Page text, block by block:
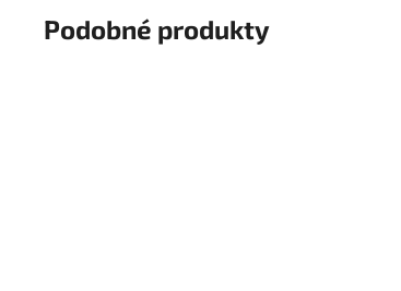
Podobné produkty